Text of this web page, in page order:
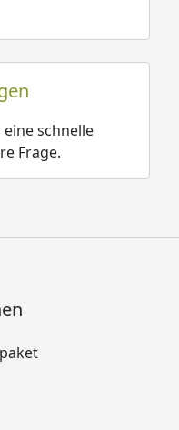
eine schnelle
Frage.